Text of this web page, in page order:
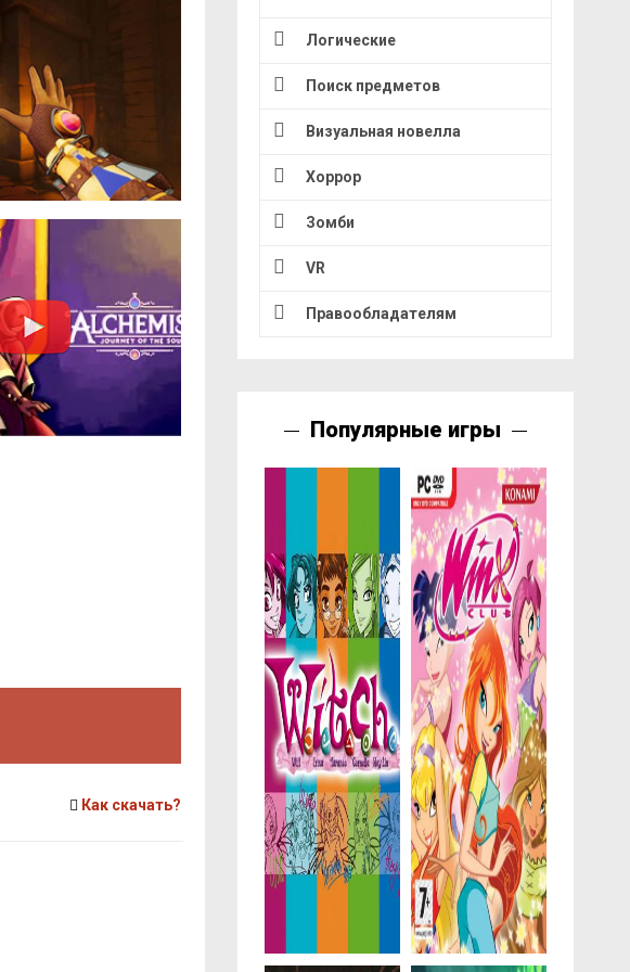
Как скачать?
Логические
Поиск предметов
Визуальная новелла
Хоррор
Зомби
VR
Правообладателям
Популярные игры